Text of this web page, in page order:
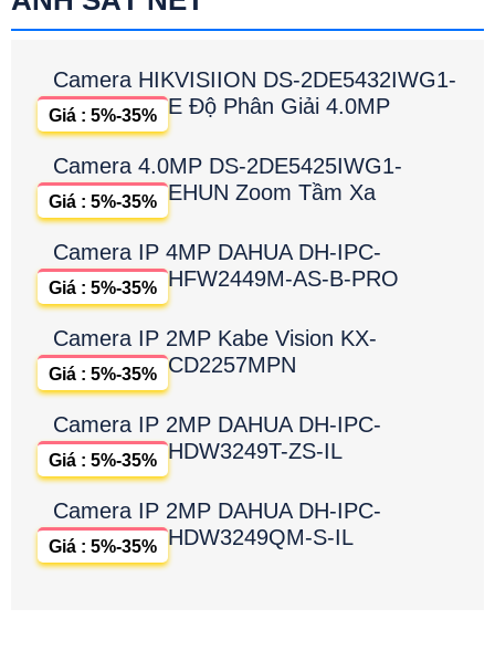
Camera HIKVISIION DS-2DE5432IWG1-
E Độ Phân Giải 4.0MP
Giá : 5%-35%
Camera 4.0MP DS-2DE5425IWG1-
EHUN Zoom Tầm Xa
Giá : 5%-35%
Camera IP 4MP DAHUA DH-IPC-
HFW2449M-AS-B-PRO
Giá : 5%-35%
Camera IP 2MP Kabe Vision KX-
CD2257MPN
Giá : 5%-35%
Camera IP 2MP DAHUA DH-IPC-
HDW3249T-ZS-IL
Giá : 5%-35%
Camera IP 2MP DAHUA DH-IPC-
HDW3249QM-S-IL
Giá : 5%-35%